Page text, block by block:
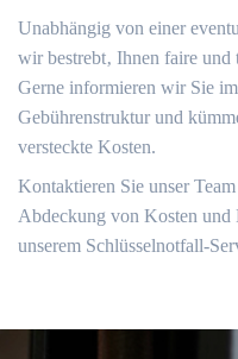
Unabhängig von einer
wir bestrebt‚ Ihnen faire und
Gerne informieren wir Sie
Gebührenstruktur und
versteckte Kosten.​
Kontaktieren Sie unser
Abdeckung von Kosten und
unserem Schlüsselnotfall-